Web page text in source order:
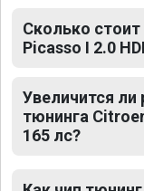
Сколько
Picasso I 2.0
Увеличится ли
тюнинга
165 лс?